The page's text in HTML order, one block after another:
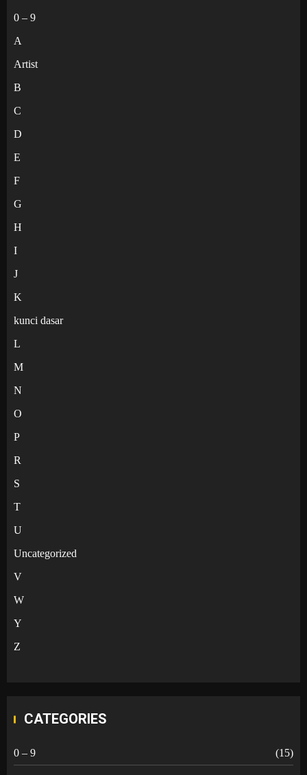
0 – 9
A
Artist
B
C
D
E
F
G
H
I
J
K
kunci dasar
L
M
N
O
P
R
S
T
U
Uncategorized
V
W
Y
Z
CATEGORIES
0 – 9 (15)